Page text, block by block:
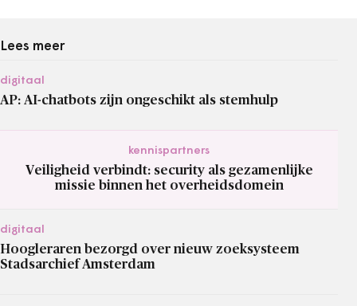
Lees meer
digitaal
AP: AI-chatbots zijn ongeschikt als stemhulp
kennispartners
Veiligheid verbindt: security als gezamenlijke
missie binnen het overheidsdomein
digitaal
Hoogleraren bezorgd over nieuw zoeksysteem
Stadsarchief Amsterdam